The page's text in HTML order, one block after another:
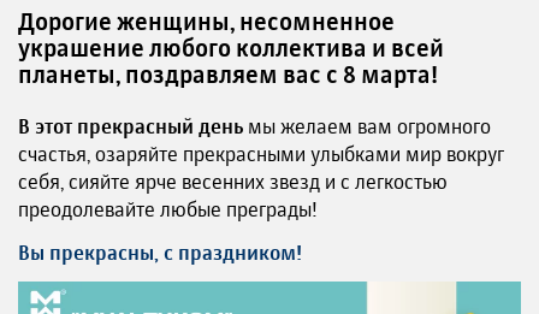
Дорогие женщины, несомненное
украшение любого коллектива и всей
планеты, поздравляем вас с 8 марта!
В этот прекрасный день мы желаем вам огромного
счастья, озаряйте прекрасными улыбками мир вокруг
себя, сияйте ярче весенних звезд и с легкостью
преодолевайте любые преграды!
Вы прекрасны, с праздником!